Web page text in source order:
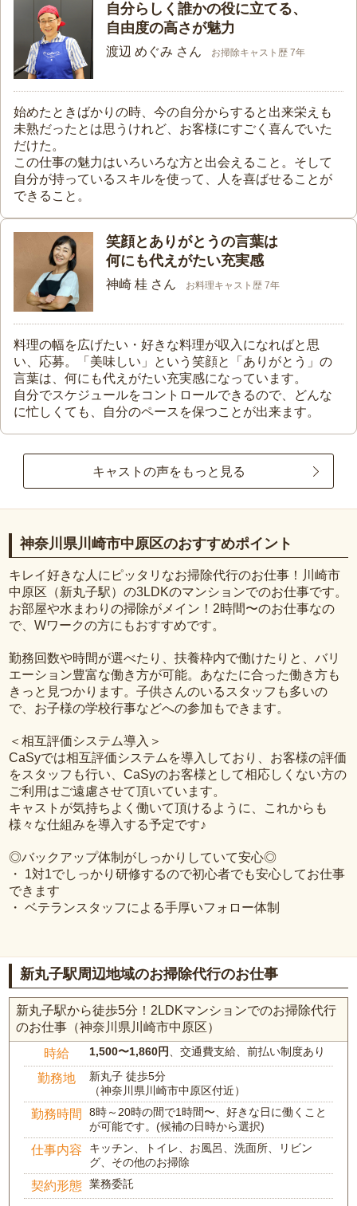
自分らしく誰かの役に立てる、
自由度の高さが魅力
渡辺 めぐみ さん お掃除キャスト歴 7年
始めたときばかりの時、今の自分からすると出来栄えも
未熟だったとは思うけれど、お客様にすごく喜んでいた
だけた。
この仕事の魅力はいろいろな方と出会えること。そして
自分が持っているスキルを使って、人を喜ばせることが
できること。
笑顔とありがとうの言葉は
何にも代えがたい充実感
神崎 桂 さん お料理キャスト歴 7年
料理の幅を広げたい・好きな料理が収入になればと思
い、応募。「美味しい」という笑顔と「ありがとう」の
言葉は、何にも代えがたい充実感になっています。
自分でスケジュールをコントロールできるので、どんな
に忙しくても、自分のペースを保つことが出来ます。
キャストの声をもっと見る
神奈川県川崎市中原区のおすすめポイント
キレイ好きな人にピッタリなお掃除代行のお仕事！川崎市
中原区（新丸子駅）の3LDKのマンションでのお仕事です。
お部屋や水まわりの掃除がメイン！2時間〜のお仕事なの
で、Wワークの方にもおすすめです。
勤務回数や時間が選べたり、扶養枠内で働けたりと、バリ
エーション豊富な働き方が可能。あなたに合った働き方も
きっと見つかります。子供さんのいるスタッフも多いの
で、お子様の学校行事などへの参加もできます。
＜相互評価システム導入＞
CaSyでは相互評価システムを導入しており、お客様の評価
をスタッフも行い、CaSyのお客様として相応しくない方の
ご利用はご遠慮させて頂いています。
キャストが気持ちよく働いて頂けるように、これからも
様々な仕組みを導入する予定です♪
◎バックアップ体制がしっかりしていて安心◎
・ 1対1でしっかり研修するので初心者でも安心してお仕事
できます
・ ベテランスタッフによる手厚いフォロー体制
新丸子駅周辺地域のお掃除代行のお仕事
新丸子駅から徒歩5分！2LDKマンションでのお掃除代行
のお仕事（神奈川県川崎市中原区）
時給 1,500〜1,860円、交通費支給、前払い制度あり
勤務地
新丸子 徒歩5分
（神奈川県川崎市中原区付近）
勤務時間
8時～20時の間で1時間〜、好きな日に働くこと
が可能です。(候補の日時から選択)
仕事内容
キッチン、トイレ、お風呂、洗面所、リビン
グ、その他のお掃除
契約形態 業務委託